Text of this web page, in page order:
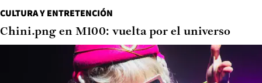
CULTURA Y ENTRETENCIÓN
Chini.png en M100: vuelta por el universo